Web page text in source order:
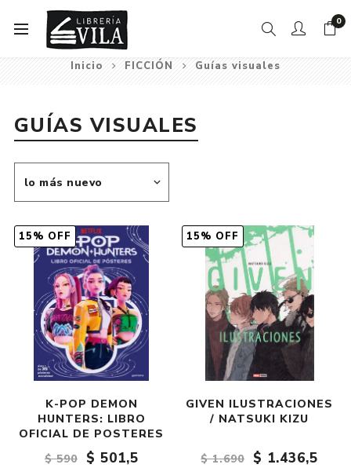
0
Inicio FICCIÓN Guías visuales
GUÍAS VISUALES
15% OFF
K-POP DEMON
HUNTERS: LIBRO
OFICIAL DE POSTERES
$ 590
$ 501,5
15% OFF
GIVEN ILUSTRACIONES
/ NATSUKI KIZU
$ 1.690 $ 1.436,5